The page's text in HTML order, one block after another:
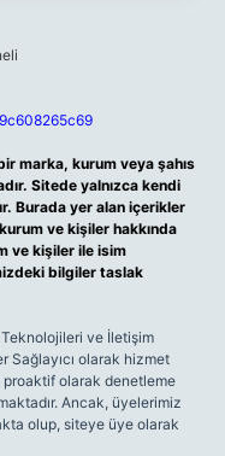
marka, kurum veya şahıs
Sitede yalnızca kendi
Burada yer alan içerikler
ve kişiler hakkında
ve kişiler ile isim
bilgiler taslak
Teknolojileri ve İletişim
Sağlayıcı olarak hizmet
olarak denetleme
Ancak, üyelerimiz
olup, siteye üye olarak